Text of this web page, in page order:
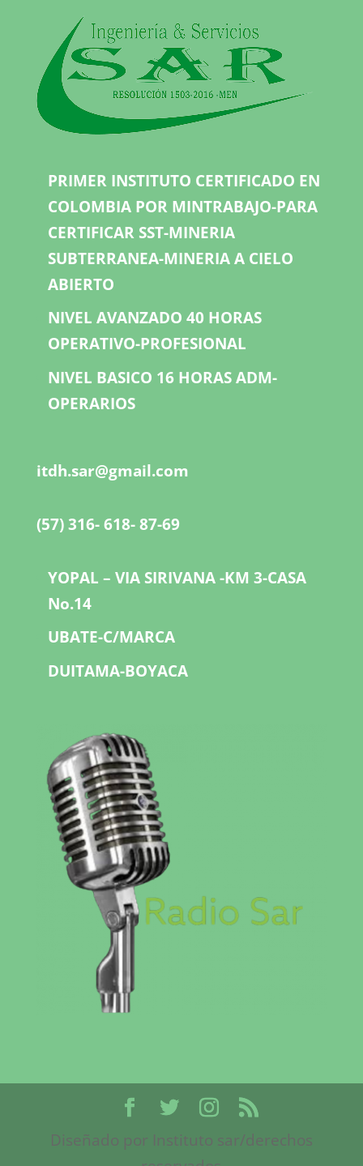
PRIMER INSTITUTO CERTIFICADO EN
COLOMBIA POR MINTRABAJO-PARA
CERTIFICAR SST-MINERIA
SUBTERRANEA-MINERIA A CIELO
ABIERTO
NIVEL AVANZADO 40 HORAS
OPERATIVO-PROFESIONAL
NIVEL BASICO 16 HORAS ADM-
OPERARIOS
itdh.sar@gmail.com
(57) 316- 618- 87-69
YOPAL – VIA SIRIVANA -KM 3-CASA
No.14
UBATE-C/MARCA
DUITAMA-BOYACA
Diseñado por Instituto sar/derechos